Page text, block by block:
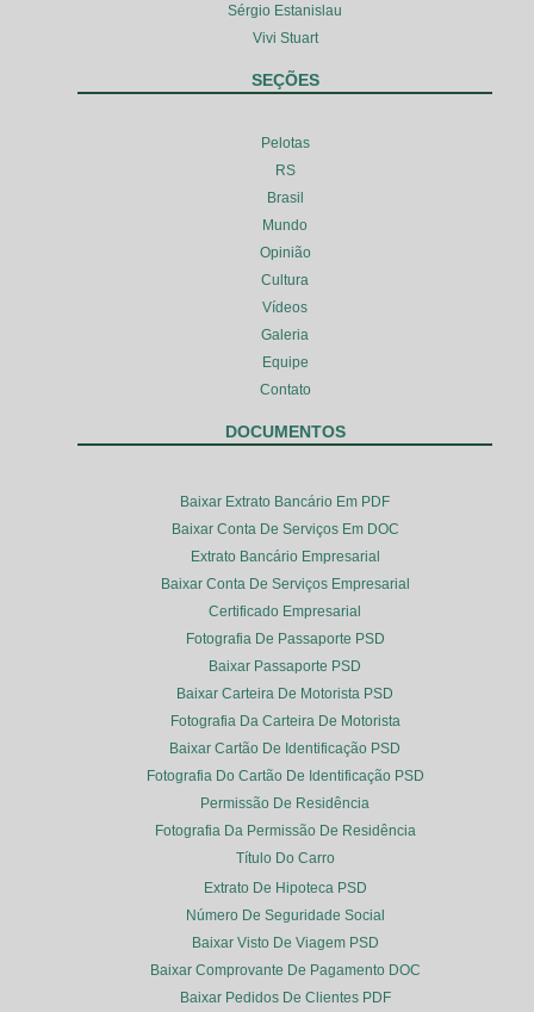
Sérgio Estanislau
Vivi Stuart
SEÇÕES
Pelotas
RS
Brasil
Mundo
Opinião
Cultura
Vídeos
Galeria
Equipe
Contato
DOCUMENTOS
Baixar Extrato Bancário Em PDF
Baixar Conta De Serviços Em DOC
Extrato Bancário Empresarial
Baixar Conta De Serviços Empresarial
Certificado Empresarial
Fotografia De Passaporte PSD
Baixar Passaporte PSD
Baixar Carteira De Motorista PSD
Fotografia Da Carteira De Motorista
Baixar Cartão De Identificação PSD
Fotografia Do Cartão De Identificação PSD
Permissão De Residência
Fotografia Da Permissão De Residência
Título Do Carro
Extrato De Hipoteca PSD
Número De Seguridade Social
Baixar Visto De Viagem PSD
Baixar Comprovante De Pagamento DOC
Baixar Pedidos De Clientes PDF